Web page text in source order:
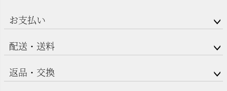
お支払い
配送・送料
返品・交換